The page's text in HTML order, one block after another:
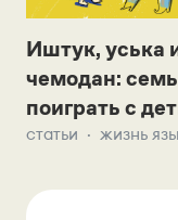
Иштук, уська
чемодан:
поиграть с
статьи жизнь